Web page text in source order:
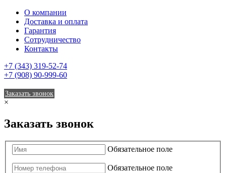
О компании
Доставка и оплата
Гарантия
Сотрудничество
Контакты
+7 (343) 319-52-74
+7 (908) 90-999-60
Заказать звонок
×
Заказать звонок
Обязательное поле
Обязательное поле